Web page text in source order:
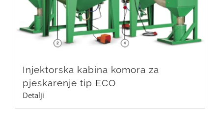
Injektorska kabina komora za
pjeskarenje tip ECO
Detalji